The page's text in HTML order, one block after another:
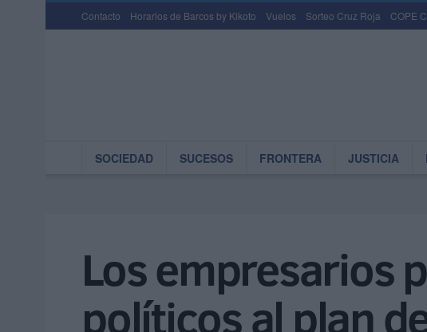
Contacto Horarios de Barcos by Kikoto Vuelos Sorteo Cruz Roja COPE
SOCIEDAD SUCESOS FRONTERA JUSTICIA
Los empresarios
políticos al plan